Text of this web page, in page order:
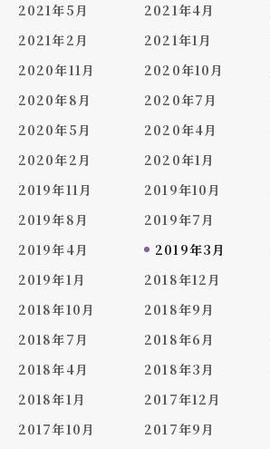
2021年5月
2021年4月
2021年2月
2021年1月
2020年11月
2020年10月
2020年8月
2020年7月
2020年5月
2020年4月
2020年2月
2020年1月
2019年11月
2019年10月
2019年8月
2019年7月
2019年4月
2019年3月
2019年1月
2018年12月
2018年10月
2018年9月
2018年7月
2018年6月
2018年4月
2018年3月
2018年1月
2017年12月
2017年10月
2017年9月